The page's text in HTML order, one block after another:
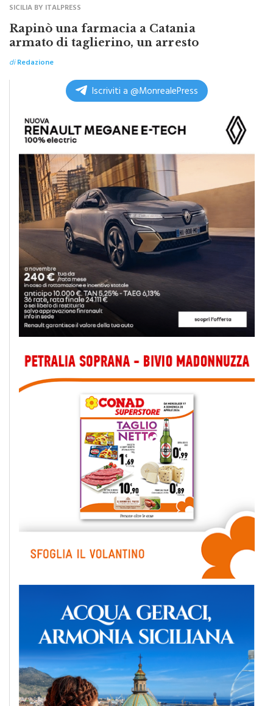
Rapinò una farmacia a Catania
armato di taglierino, un arresto
diRedazione
Iscriviti a @MonrealePress